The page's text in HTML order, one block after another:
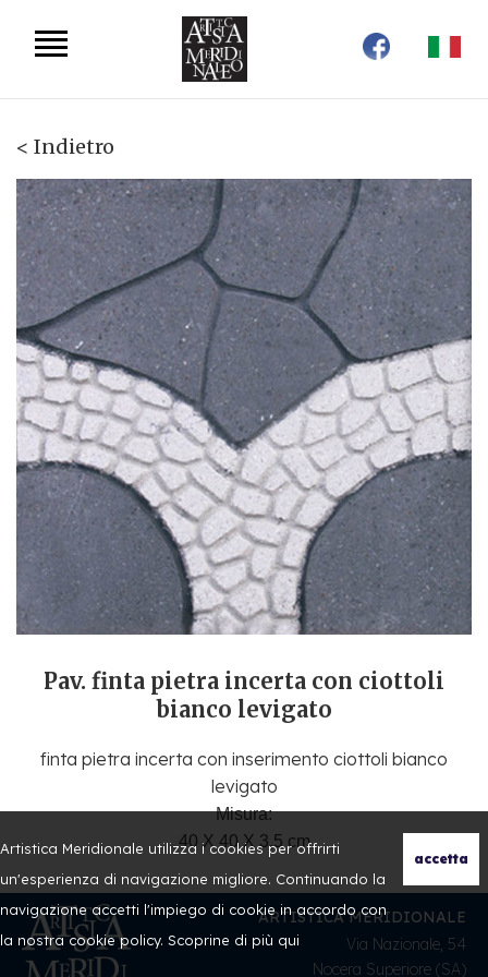
Artistica Meridionale utilizza i cookies per offrirti
un'esperienza di navigazione migliore. Continuando la
navigazione accetti l'impiego di cookie in accordo con
la nostra cookie policy. Scoprine di più qui
< Indietro
Pav. finta pietra incerta con ciottoli
bianco levigato
finta pietra incerta con inserimento ciottoli bianco
levigato
Misura:
40 X 40 X 3,5 cm
ARTISTICA MERIDIONALE
Via Nazionale, 54
Nocera Superiore (SA)